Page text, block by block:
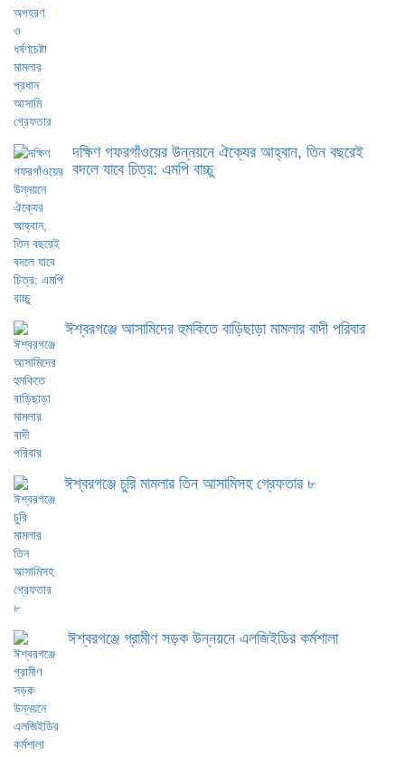
দক্ষিণ গফরগাঁওয়ের উন্নয়নে ঐক্যের আহ্বান, তিন বছরেই
বদলে যাবে চিত্র: এমপি বাচ্চু
ঈশ্বরগঞ্জে আসামিদের হুমকিতে বাড়িছাড়া মামলার বাদী পরিবার
ঈশ্বরগঞ্জে চুরি মামলার তিন আসামিসহ গ্রেফতার ৮
ঈশ্বরগঞ্জে গ্রামীণ সড়ক উন্নয়নে এলজিইডির কর্মশালা